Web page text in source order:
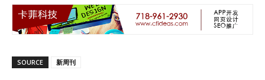
SOURCE 新周刊